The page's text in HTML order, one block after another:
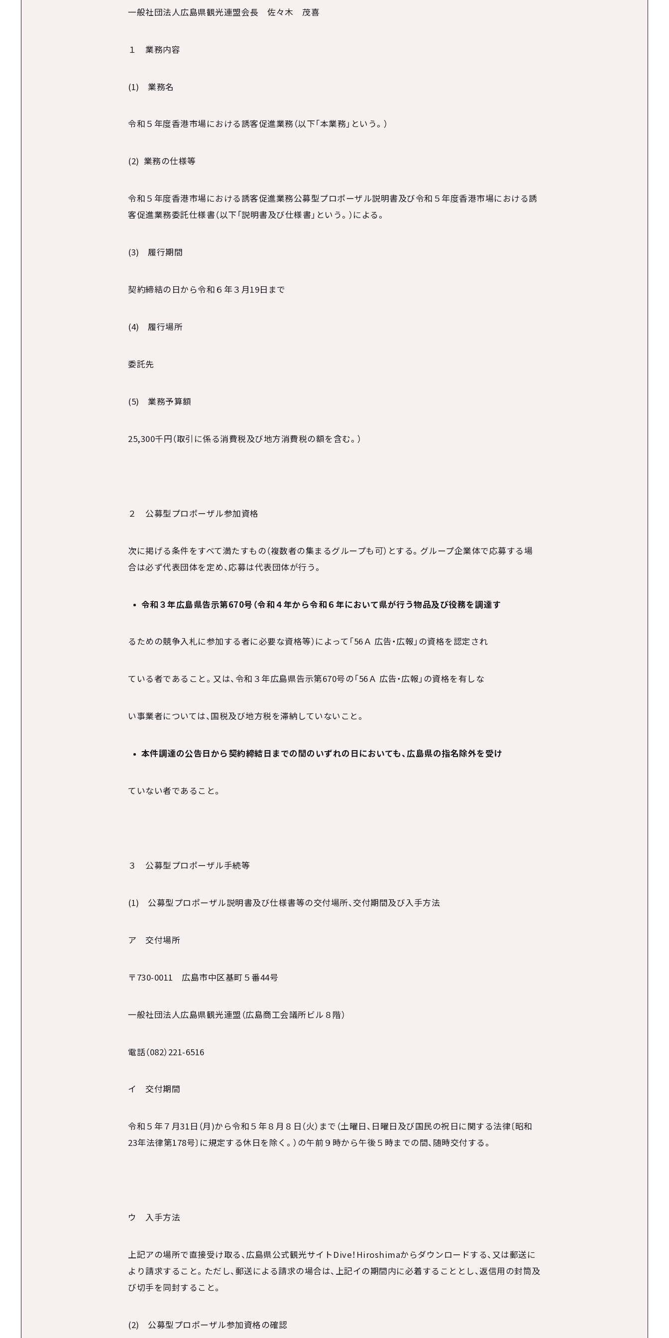
一般社団法人広島県観光連盟会長 佐々木 茂喜
１ 業務内容
(1) 業務名
令和５年度香港市場における誘客促進業務（以下「本業務」という。）
(2) 業務の仕様等
令和５年度香港市場における誘客促進業務公募型プロポーザル説明書及び令和５年度香港市場における誘
客促進業務委託仕様書（以下「説明書及び仕様書」という。）による。
(3) 履行期間
契約締結の日から令和６年３月19日まで
(4) 履行場所
委託先
(5) 業務予算額
25,300千円（取引に係る消費税及び地方消費税の額を含む。）
２ 公募型プロポーザル参加資格
次に掲げる条件をすべて満たすもの（複数者の集まるグループも可）とする。グループ企業体で応募する場
合は必ず代表団体を定め、応募は代表団体が行う。
令和３年広島県告示第670号（令和４年から令和６年において県が行う物品及び役務を調達す
るための競争入札に参加する者に必要な資格等）によって「56Ａ 広告・広報」の資格を認定され
ている者であること。又は、令和３年広島県告示第670号の「56Ａ 広告・広報」の資格を有しな
い事業者については、国税及び地方税を滞納していないこと。
本件調達の公告日から契約締結日までの間のいずれの日においても、広島県の指名除外を受け
ていない者であること。
３ 公募型プロポーザル手続等
(1) 公募型プロポーザル説明書及び仕様書等の交付場所、交付期間及び入手方法
ア 交付場所
〒 730-0011 広島市中区基町５番44号
一般社団法人広島県観光連盟（広島商工会議所ビル８階）
電話（082） 221-6516
イ 交付期間
令和５年７月31日（月 )から令和５年８月８日（火）まで（土曜日、日曜日及び国民の祝日に関する法律〔昭和
23年法律第178号〕に規定する休日を除く。）の午前９時から午後５時までの間、随時交付する。
ウ 入手方法
上記アの場所で直接受け取る、広島県公式観光サイト Dive！ Hiroshimaからダウンロードする、又は郵送に
より請求すること。ただし、郵送による請求の場合は、上記イの期間内に必着することとし、返信用の封筒及
び切手を同封すること。
(2) 公募型プロポーザル参加資格の確認